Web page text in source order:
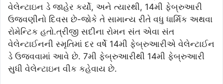
વેલેન્ટાઇન ડે જાહેર કર્યો, અને ત્યારથી, 14મી ફેબ્રુઆરી
ઉજવણીનો દિવસ છે-જોકે તે સામાન્ય રીતે વધુ ધાર્મિક અથવા
રોમેન્ટિક હતો.ત્રીજી સદીના રોમન સંત એવા સંત
વેલેન્ટાઈનની સ્મૃતિમાં દર વર્ષે 14મી ફેબ્રુઆરીએ વેલેન્ટાઈન
ડે ઉજવવામાં આવે છે. 7મી ફેબ્રુઆરીથી 14મી ફેબ્રુઆરી
સુધી વેલેન્ટાઇન વીક કહેવાય છે.